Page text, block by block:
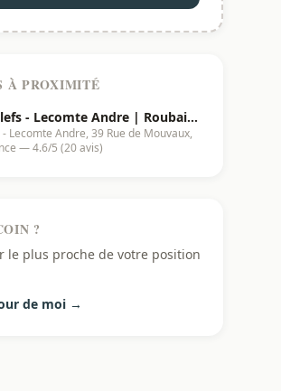
À PROXIMITÉ
- Lecomte Andre | Roubaix
Lecomte Andre, 39 Rue de Mouvaux,
— 4.6/5 (20 avis)
?
le plus proche de votre position
de moi →